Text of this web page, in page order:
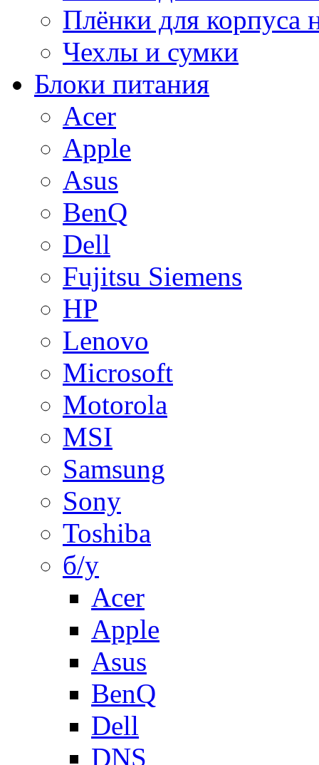
Плёнки для корпуса
Чехлы и сумки
Блоки питания
Acer
Apple
Asus
BenQ
Dell
Fujitsu Siemens
HP
Lenovo
Microsoft
Motorola
MSI
Samsung
Sony
Toshiba
б/у
Acer
Apple
Asus
BenQ
Dell
DNS